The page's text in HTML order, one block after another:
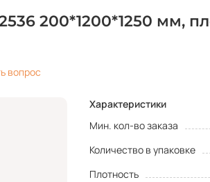
200*1200*1250 мм,
вопрос
Характеристики
Мин. кол-во заказа
Количество в упаковке
Плотность